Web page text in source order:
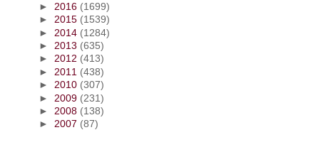
► 2016 (1699)
►2015 (1539)
► 2014 (1284)
►2013 (635)
►2012 (413)
► 2011 (438)
►2010 (307)
► 2009 (231)
►2008 (138)
►2007 (87)